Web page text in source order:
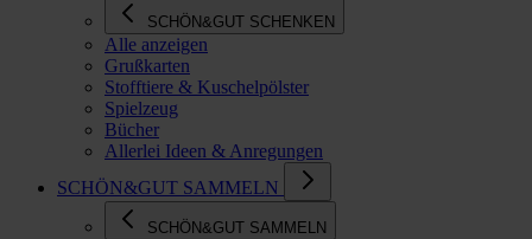
SCHÖN&GUT SCHENKEN
Alle anzeigen
Grußkarten
Stofftiere & Kuschelpölster
Spielzeug
Bücher
Allerlei Ideen & Anregungen
SCHÖN&GUT SAMMELN
SCHÖN&GUT SAMMELN